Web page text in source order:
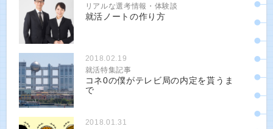
リアルな選考情報・体験談
就活ノートの作り方
2018.02.19
就活特集記事
コネ0の僕がテレビ局の内定を貰うま
で
2018.01.31